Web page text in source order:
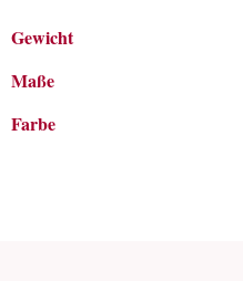
Gewicht
Maße
Farbe